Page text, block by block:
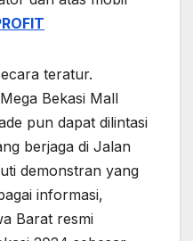
teratur.
Bekasi Mall
pun dapat dilintasi
berjaga di Jalan
demonstran yang
informasi,
Barat resmi